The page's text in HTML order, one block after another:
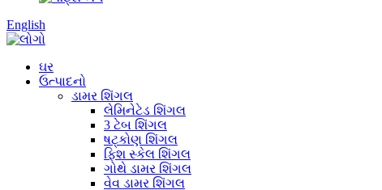
English
ઘર
ઉત્પાદનો
ડામર શિંગલ
લેમિનેટેડ શિંગલ
3 ટેબ શિંગલ
ષટ્કોણ શિંગલ
ફિશ સ્કેલ શિંગલ
ગોથે ડામર શિંગલ
વેવ ડામર શિંગલ